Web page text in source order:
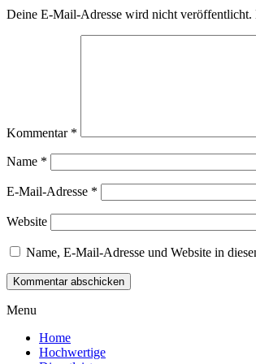
Deine E-Mail-Adresse wird nicht veröffentlicht.
Kommentar *
Name *
E-Mail-Adresse *
Website
Name, E-Mail-Adresse und Website in
Menu
Home
Hochwertige